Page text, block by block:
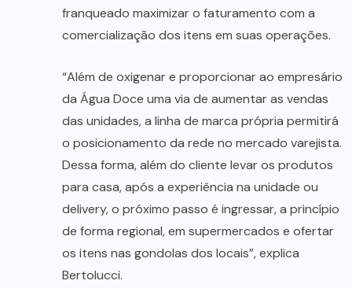
franqueado maximizar o faturamento com a
comercialização dos itens em suas operações.
“Além de oxigenar e proporcionar ao empresário
da Água Doce uma via de aumentar as vendas
das unidades, a linha de marca própria permitirá
o posicionamento da rede no mercado varejista.
Dessa forma, além do cliente levar os produtos
para casa, após a experiência na unidade ou
delivery, o próximo passo é ingressar, a princípio
de forma regional, em supermercados e ofertar
os itens nas gondolas dos locais”, explica
Bertolucci.